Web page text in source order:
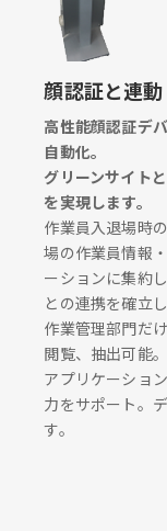
顔認証と連
高性能顔認証デ
自動化。
グリーンサイト
を実現します。
作業員入退場時
場の作業員情報
ーションに集約
との連携を確立し
作業管理部門だ
閲覧、抽出可能。
アプリケーショ
力をサポート。
す。